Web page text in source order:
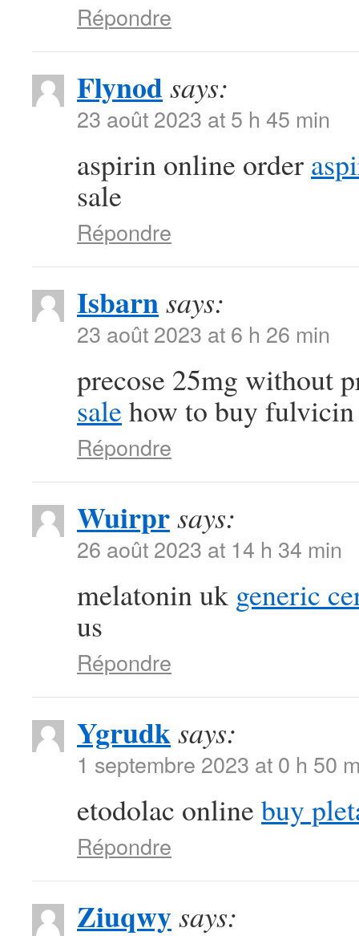
Répondre
Flynodsays:
23 août 2023 at 5 h 45 min
aspirin online order
sale
Répondre
Isbarnsays:
23 août 2023 at 6 h 26 min
precose 25mg without
sale how to buy fulvicin
Répondre
Wuirprsays:
26 août 2023 at 14 h 34 min
melatonin uk generic
us
Répondre
Ygrudksays:
1 septembre 2023 at 0 h 50
etodolac online buy
Répondre
Ziuqwysays: